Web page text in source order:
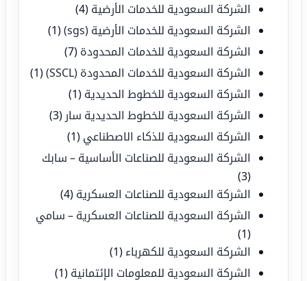
الشركة السعودية للخدمات الأرضية (4)
الشركة السعودية للخدمات الأرضية (sgs)
(1)
الشركة السعودية للخدمات المحدودة (7)
الشركة السعودية للخدمات المحدودة (SSCL)
(1)
الشركة السعودية للخطوط الحديدية (1)
الشركة السعودية للخطوط الحديدية سار (3)
الشركة السعودية للذكاء الاصطناعي (1)
الشركة السعودية للصناعات الأساسية – سابك
(3)
الشركة السعودية للصناعات العسكرية (4)
الشركة السعودية للصناعات العسكرية – سامي
(1)
الشركة السعودية للكهرباء (1)
الشركة السعودية للمعلومات الإئتمانية (1)